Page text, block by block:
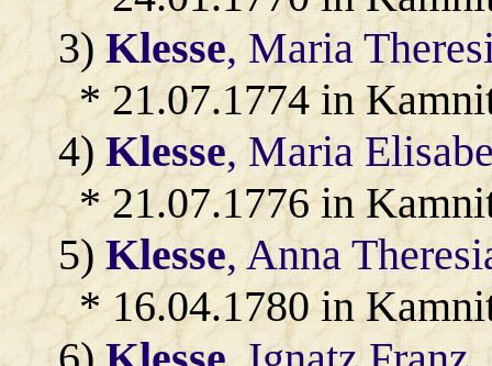
3)Klesse, Maria
* 21.07.1774 in
4)Klesse, Maria
* 21.07.1776 in
5)Klesse, Anna
* 16.04.1780 in